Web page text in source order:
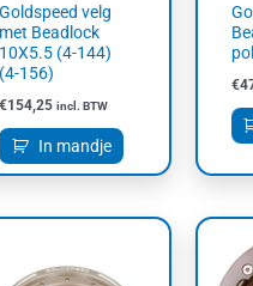
Goldspeed velg
met Beadlock
10X5.5 (4-144)
(4-156)
€154,25 incl. BTW
In mandje
€